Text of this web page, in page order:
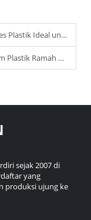
Esensial dan Serum?
Ramah Pengguna
sejak 2007 di
yang
produksi ujung ke